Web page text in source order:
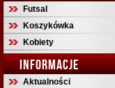
Futsal
Koszykówka
Kobiety
INFORMACJE
Aktualności